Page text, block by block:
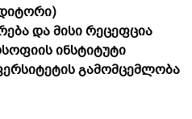
და მისი რეცეფცია
ინსტიტუტი
გამომცემლობა